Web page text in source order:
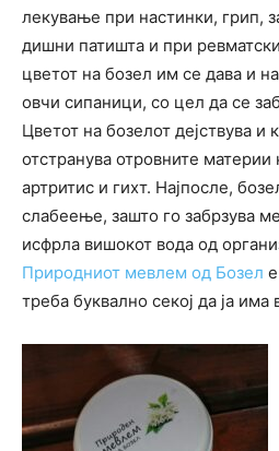
лекување при настинки, грип,
дишни патишта и при
цветот на бозел им се дава и
овчи сипаници, со цел да се
Цветот на бозелот дејствува и
отстранува отровните материи
артритис и гихт. Најпосле,
слабеење, зашто го забрзува
исфрла вишокот вода од
Природниот мевлем од Бозел
треба буквално секој да ја има